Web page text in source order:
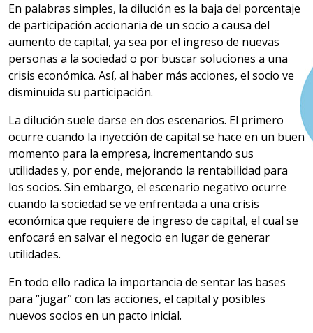
En palabras simples, la dilución es la baja del porcentaje
de participación accionaria de un socio a causa del
aumento de capital, ya sea por el ingreso de nuevas
personas a la sociedad o por buscar soluciones a una
crisis económica. Así, al haber más acciones, el socio ve
disminuida su participación.
La dilución suele darse en dos escenarios. El primero
ocurre cuando la inyección de capital se hace en un buen
momento para la empresa, incrementando sus
utilidades y, por ende, mejorando la rentabilidad para
los socios. Sin embargo, el escenario negativo ocurre
cuando la sociedad se ve enfrentada a una crisis
económica que requiere de ingreso de capital, el cual se
enfocará en salvar el negocio en lugar de generar
utilidades.
En todo ello radica la importancia de sentar las bases
para “jugar” con las acciones, el capital y posibles
nuevos socios en un pacto inicial.